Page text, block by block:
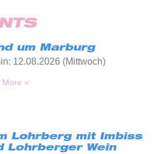
um Marburg
12.08.2026 (Mittwoch)
More »
Lohrberg mit Imbiss
Lohrberger Wein